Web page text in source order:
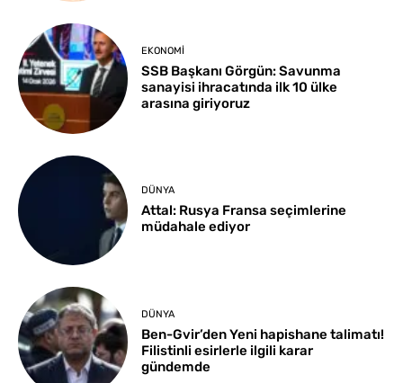
EKONOMI
SSB Başkanı Görgün: Savunma
sanayisi ihracatında ilk 10 ülke
arasına giriyoruz
DÜNYA
Attal: Rusya Fransa seçimlerine
müdahale ediyor
DÜNYA
Ben-Gvir’den Yeni hapishane talimatı!
Filistinli esirlerle ilgili karar
gündemde